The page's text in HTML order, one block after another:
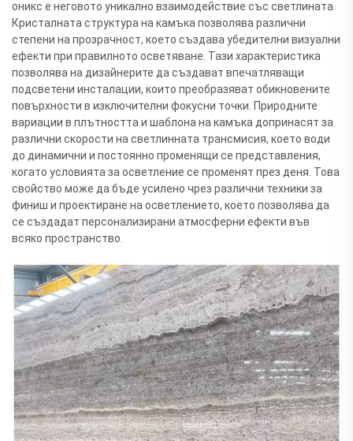
оникс е неговото уникално взаимодействие със светлината.
Кристалната структура на камъка позволява различни
степени на прозрачност, което създава убедителни визуални
ефекти при правилното осветяване. Тази характеристика
позволява на дизайнерите да създават впечатляващи
подсветени инсталации, които преобразяват обикновените
повърхности в изключителни фокусни точки. Природните
вариации в плътността и шаблона на камъка допринасят за
различни скорости на светлинната трансмисия, което води
до динамични и постоянно променящи се представления,
когато условията за осветление се променят през деня. Това
свойство може да бъде усилено чрез различни техники за
финиш и проектиране на осветлението, което позволява да
се създадат персонализирани атмосферни ефекти във
всяко пространство.